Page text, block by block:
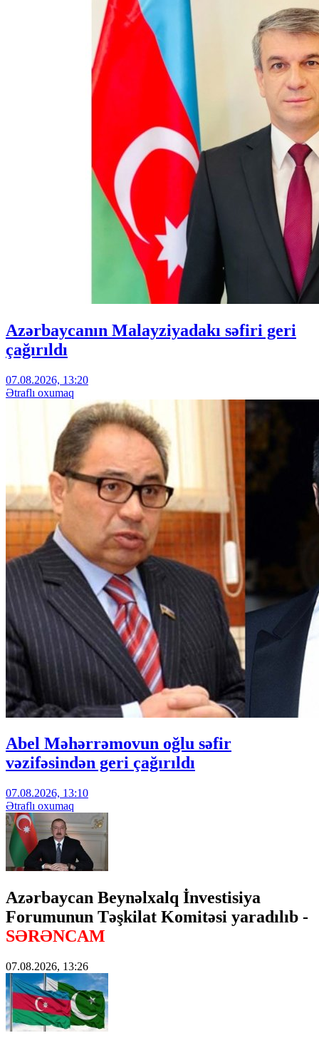
Azərbaycanın Malayziyadakı səfiri geri
çağırıldı
07.08.2026, 13:20
Ətraflı oxumaq
Abel Məhərrəmovun oğlu səfir
vəzifəsindən geri çağırıldı
07.08.2026, 13:10
Ətraflı oxumaq
Azərbaycan Beynəlxalq İnvestisiya
Forumunun Təşkilat Komitəsi yaradılıb -
SƏRƏNCAM
07.08.2026, 13:26